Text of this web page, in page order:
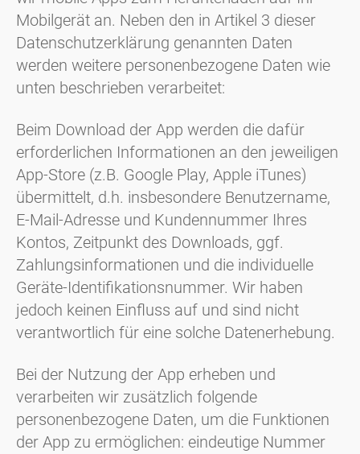
Mobilgerät an. Neben den in Artikel 3 dieser
Datenschutzerklärung genannten Daten
werden weitere personenbezogene Daten wie
unten beschrieben verarbeitet:
Beim Download der App werden die dafür
erforderlichen Informationen an den jeweiligen
App-Store (z.B. Google Play, Apple iTunes)
übermittelt, d.h. insbesondere Benutzername,
E-Mail-Adresse und Kundennummer Ihres
Kontos, Zeitpunkt des Downloads, ggf.
Zahlungsinformationen und die individuelle
Geräte-Identifikationsnummer. Wir haben
jedoch keinen Einfluss auf und sind nicht
verantwortlich für eine solche Datenerhebung.
Bei der Nutzung der App erheben und
verarbeiten wir zusätzlich folgende
personenbezogene Daten, um die Funktionen
der App zu ermöglichen: eindeutige Nummer